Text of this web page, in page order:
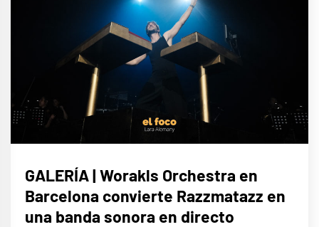
GALERÍA | Worakls Orchestra en
Barcelona convierte Razzmatazz en
una banda sonora en directo